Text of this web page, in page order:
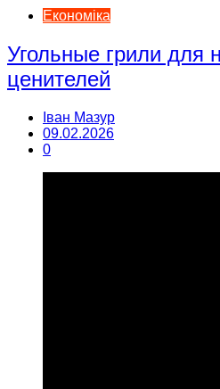
Економіка
Угольные грили для
ценителей
Іван Мазур
09.02.2026
0